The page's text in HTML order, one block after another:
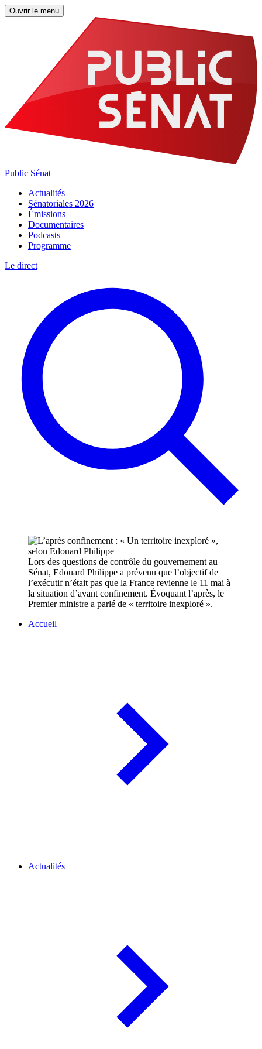
Ouvrir le menu
Public Sénat
Actualités
Sénatoriales 2026
Émissions
Documentaires
Podcasts
Programme
Le direct
Lors des questions de contrôle du gouvernement au
Sénat, Edouard Philippe a prévenu que l’objectif de
l’exécutif n’était pas que la France revienne le 11 mai à
la situation d’avant confinement. Évoquant l’après, le
Premier ministre a parlé de « territoire inexploré ».
Accueil
Actualités